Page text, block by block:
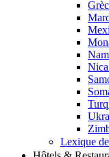
Lexique